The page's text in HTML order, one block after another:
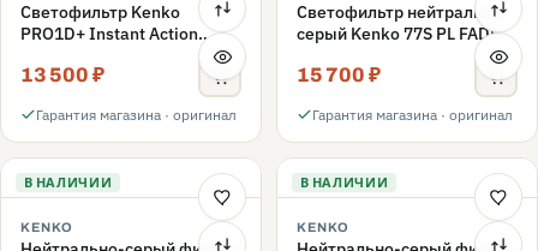
Светофильтр Kenko
PRO1D+ Instant Action
Variable NDX3-450+C-PL
переменной плотности
13 500 ₽
Гарантия магазина · оригинал
Светофильтр нейтрально-
серый Kenko 77S PL FADER
с переменной плотностью
ND3-ND400 77mm
15 700 ₽
Гарантия магазина · оригинал
В НАЛИЧИИ
KENKO
В НАЛИЧИИ
KENKO